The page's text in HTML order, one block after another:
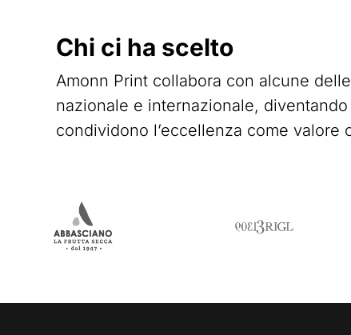
Chi ci ha scelto
Amonn Print collabora con alcune
nazionale e internazionale,
condividono l’eccellenza come valore